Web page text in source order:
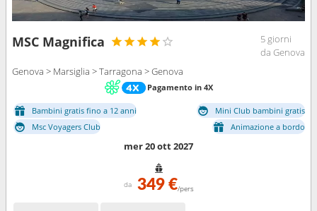
MSC Magnifica
5 giorni
da Genova
Genova > Marsiglia > Tarragona > Genova
Pagamento in 4X
Bambini gratis fino a 12 anni
Mini Club bambini gratis
Msc Voyagers Club
Animazione a bordo
mer 20 ott 2027
da 349 €/pers